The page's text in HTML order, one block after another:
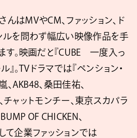
んはMVやCM、ファッション、ド
ルを問わず幅広い映像作品を手
す。映画だと『CUBE 一度入っ
』。TVドラマでは『ペンション・
AKB48、桑田佳祐、
ャットモンチー、東京スカパラ
OF CHICKEN、
て企業ファッションでは